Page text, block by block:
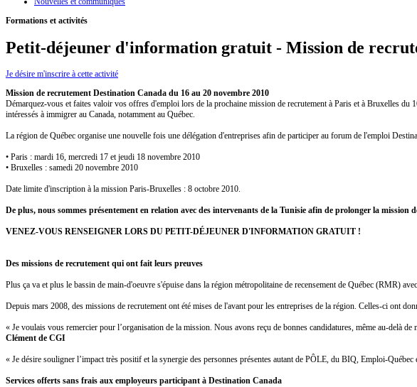
Formations et activités
Petit-déjeuner d'information gratuit - Mission de
Je désire m'inscrire à cette activité
Mission de recrutement Destination Canada du 16 au 20 novembre 2010
Démarquez-vous et faites valoir vos offres d'emploi lors de la prochaine mission de recrutement à Paris et à Bruxelles
intéressés à immigrer au Canada, notamment au Québec.
La région de Québec organise une nouvelle fois une délégation d'entreprises afin de participer au forum de l'emploi
• Paris : mardi 16, mercredi 17 et jeudi 18 novembre 2010
• Bruxelles : samedi 20 novembre 2010
Date limite d'inscription à la mission Paris-Bruxelles : 8 octobre 2010.
De plus, nous sommes présentement en relation avec des intervenants de la Tunisie afin de prolonger la mission
VENEZ-VOUS RENSEIGNER LORS DU PETIT-DÉJEUNER D'INFORMATION GRATUIT !
Des missions de recrutement qui ont fait leurs preuves
Plus ça va et plus le bassin de main-d'oeuvre s'épuise dans la région métropolitaine de recensement de Québec (RMR)
Depuis mars 2008, des missions de recrutement ont été mises de l'avant pour les entreprises de la région. Celles-ci ont
« Je voulais vous remercier pour l’organisation de la mission. Nous avons reçu de bonnes candidatures, même au-delà
Clément de CGI
« Je désire souligner l’impact très positif et la synergie des personnes présentes autant de PÔLE, du BIQ, Emploi-
Services offerts sans frais aux employeurs participant à Destination Canada